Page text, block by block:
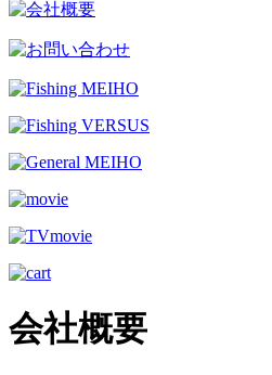
会社概要